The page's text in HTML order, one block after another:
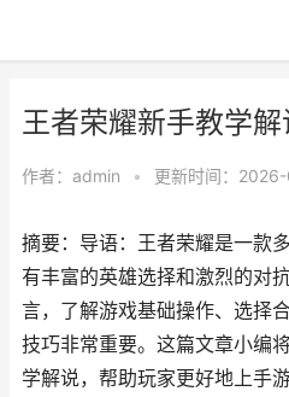
王者荣耀新手教学解
作者： admin • 更新时间：
摘要：导语：王者荣耀是一款
有丰富的英雄选择和激烈的对
言，了解游戏基础操作、选择
技巧非常重要。这篇文章小编
学解说，帮助玩家更好地上手